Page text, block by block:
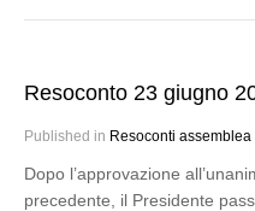
Resoconto 23 giugno
Published in Resoconti assemblea
Dopo l’approvazione
precedente, il Presidente